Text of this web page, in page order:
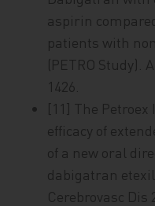
aspirin
patients with
(PETRO Study).
1426.
[11] The
efficacy of
of a new oral
dabigatran
Cerebrovasc Dis